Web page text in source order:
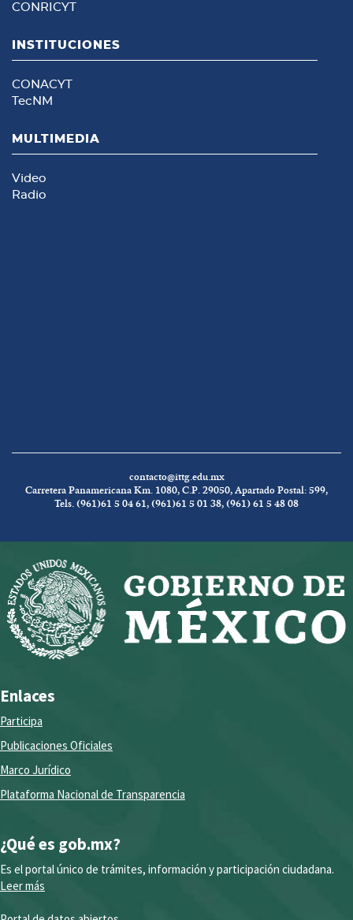
CONRICYT
INSTITUCIONES
CONACYT
TecNM
MULTIMEDIA
Video
Radio
contacto@ittg.edu.mx
Carretera Panamericana Km. 1080, C.P. 29050, Apartado Postal: 599,
Tels. (961)61 5 04 61, (961)61 5 01 38, (961) 61 5 48 08
Enlaces
Participa
Publicaciones Oficiales
Marco Jurídico
Plataforma Nacional de Transparencia
¿Qué es gob.mx?
Es el portal único de trámites, información y participación ciudadana.
Leer más